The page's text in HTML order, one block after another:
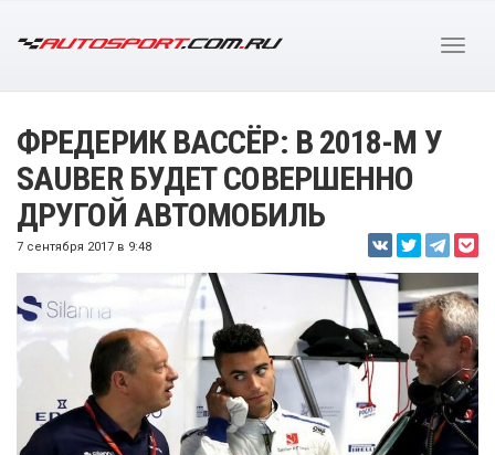
ФРЕДЕРИК ВАССЁР: В 2018-М У
SAUBER БУДЕТ СОВЕРШЕННО
ДРУГОЙ АВТОМОБИЛЬ
7 сентября 2017 в 9:48